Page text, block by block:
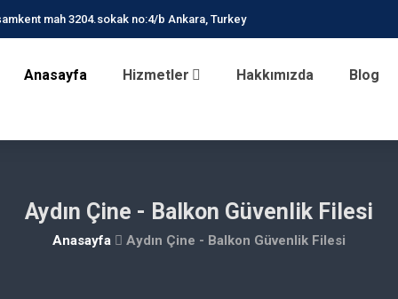
mah 3204.sokak no:4/b Ankara, Turkey
Anasayfa Hizmetler Hakkımızda Blog
Aydın Çine - Balkon Güvenlik Filesi
Anasayfa Aydın Çine - Balkon Güvenlik Filesi